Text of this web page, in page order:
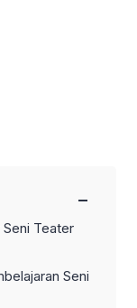
−
Teater
Seni